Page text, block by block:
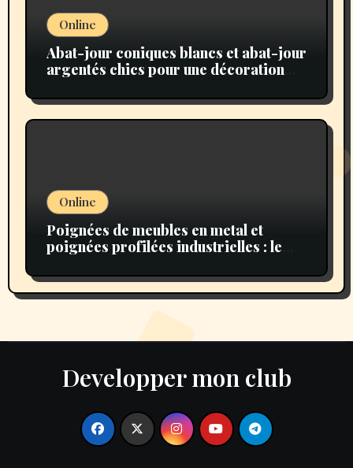
Online
Abat-jour coniques blancs et abat-jour
argentés chics pour une décoration
Online
Poignées de meubles en metal et
poignées profilées industrielles : le
et authentique
Developper mon club